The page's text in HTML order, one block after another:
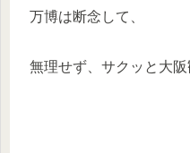
万博は断念して、
無理せず、サクッと大阪